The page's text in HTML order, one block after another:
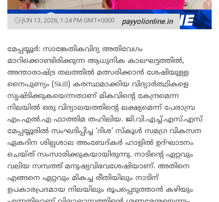
JUN 13, 2026, 1:24 PM GMT+0000 payyolionline.in
മേപ്പയ്യൂർ: സാങ്കേതികവിദ്യ അതിവേഗം
മാറിക്കൊണ്ടിരിക്കുന്ന ആധുനിക കാലഘട്ടത്തിൽ,
അന്താരാഷ്ട്ര തലത്തിൽ മത്സരിക്കാൻ ശേഷിയുള്ള
നൈപുണ്യം (Skill) കരസ്ഥമാക്കിയ വിദ്യാർത്ഥികളെ
സൃഷ്ടിക്കുകയെന്നതാണ് മികവിന്റെ കേന്ദ്രമെന്ന
നിലയിൽ ഒരു വിദ്യാലയത്തിന്റെ ലക്ഷ്യമെന്ന് പേരാമ്പ്ര
എം.എൽ.എ ഫാത്തിമ തഹിലിയ. ജി.വി.എച്ച്.എസ്.എസ്
മേപ്പയ്യൂരിൽ സംഘടിപ്പിച്ച ‘ദിശ’ സ്കൂൾ സമഗ്ര വികസന
ഏകദിന ശില്പശാല അംബേദ്കർ ഹാളിൽ ഉദ്ഘാടനം
ചെയ്ത് സംസാരിക്കുകയായിരുന്നു. നാടിന്റെ ഏറ്റവും
വലിയ സമ്പത്ത് മനുഷ്യവിഭവശേഷിയാണ്. അതിനെ
എങ്ങനെ ഏറ്റവും മികച്ച രീതിയിലും നാടിന്
ഉപകാരപ്രദമായ നിലയിലും രൂപപ്പെടുത്താൻ കഴിയും